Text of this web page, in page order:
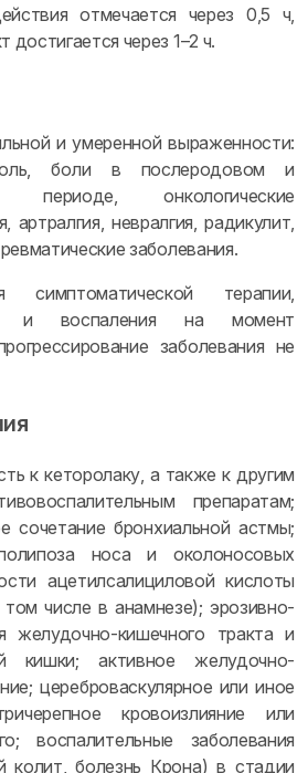
отмечается через 0,5 ч,
через 1–2 ч.
и умеренной выраженности:
боли в послеродовом и
периоде, онкологические
артралгия, невралгия, радикулит,
заболевания.
симптоматической терапии,
и воспаления на момент
заболевания не
к кеторолаку, а также к другим
препаратам;
сочетание бронхиальной астмы;
носа и околоносовых
ацетилсалициловой кислоты
числе в анамнезе); эрозивно-
желудочно-кишечного тракта и
кишки; активное желудочно-
цереброваскулярное или иное
кровоизлияние или
воспалительные заболевания
колит, болезнь Крона) в стадии